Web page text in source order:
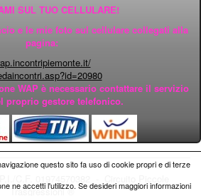
SUL TUO CELLULARE!
e le mie foto sul cellulare collegati alla
pagina:
WAP è necessario contattare il servizio
proprio gestore telefonico.
Trasgressioni ®
questo sito fa uso di cookie propri e di terze
ne accetti l'utilizzo. Se desideri maggiori informazioni